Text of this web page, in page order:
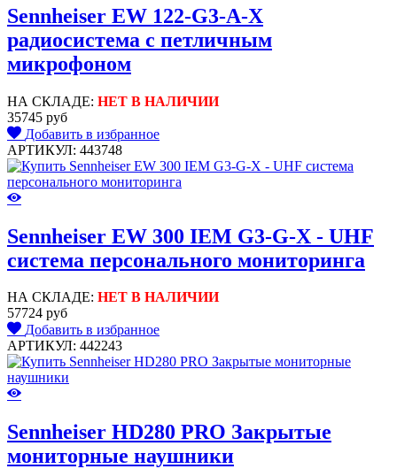
Sennheiser EW 122-G3-A-X
радиосистема с петличным
микрофоном
НА СКЛАДЕ: НЕТ В НАЛИЧИИ
35745 руб
Добавить в избранное
АРТИКУЛ: 443748
Sennheiser EW 300 IEM G3-G-X - UHF
система персонального мониторинга
НА СКЛАДЕ: НЕТ В НАЛИЧИИ
57724 руб
Добавить в избранное
АРТИКУЛ: 442243
Sennheiser HD280 PRO Закрытые
мониторные наушники